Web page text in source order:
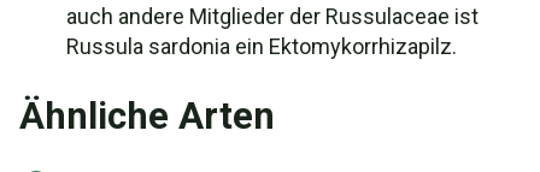
auch andere Mitglieder der Russulaceae ist
Russula sardonia ein Ektomykorrhizapilz.
Ähnliche Arten